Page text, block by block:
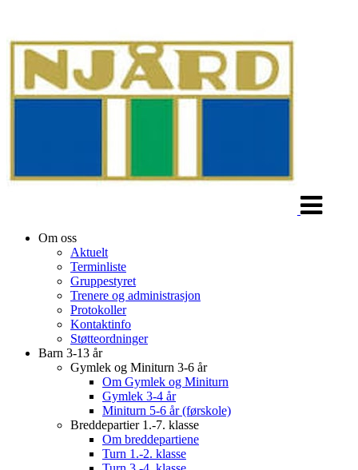
Om oss
Aktuelt
Terminliste
Gruppestyret
Trenere og administrasjon
Protokoller
Kontaktinfo
Støtteordninger
Barn 3-13 år
Gymlek og Miniturn 3-6 år
Om Gymlek og Miniturn
Gymlek 3-4 år
Miniturn 5-6 år (førskole)
Breddepartier 1.-7. klasse
Om breddepartiene
Turn 1.-2. klasse